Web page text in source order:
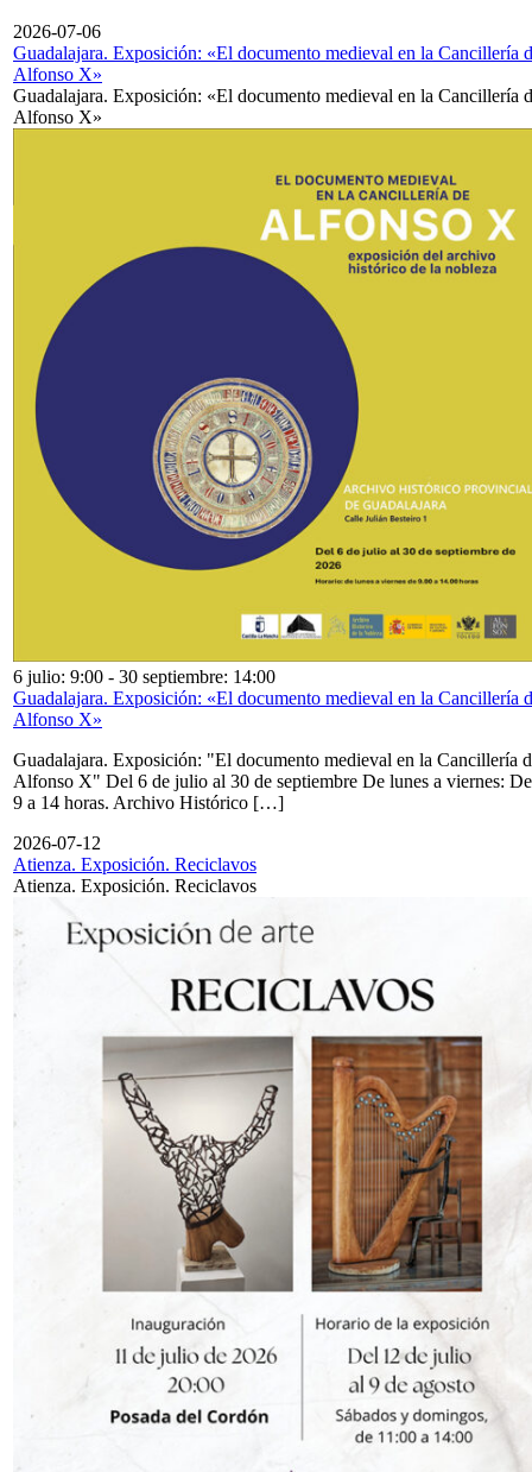
2026-07-06
Guadalajara. Exposición: «El documento medieval en la Cancillería
Alfonso X»
Guadalajara. Exposición: «El documento medieval en la Cancillería
Alfonso X»
6 julio: 9:00 - 30 septiembre: 14:00
Guadalajara. Exposición: «El documento medieval en la Cancillería
Alfonso X»
Guadalajara. Exposición: "El documento medieval en la Cancillería
Alfonso X" Del 6 de julio al 30 de septiembre De lunes a viernes: De
9 a 14 horas. Archivo Histórico […]
2026-07-12
Atienza. Exposición. Reciclavos
Atienza. Exposición. Reciclavos